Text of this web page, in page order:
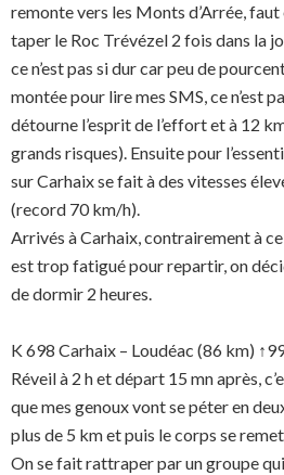
remonte vers les Monts d’Arrée,
taper le Roc Trévézel 2 fois dans la
ce n’est pas si dur car peu de
montée pour lire mes SMS, ce n’est
détourne l’esprit de l’effort et à 12
grands risques). Ensuite pour
sur Carhaix se fait à des vitesses
(record 70 km/h).
Arrivés à Carhaix, contrairement à ce
est trop fatigué pour repartir, on
de dormir 2 heures.
K 698 Carhaix – Loudéac (86 km)
Réveil à 2 h et départ 15 mn après,
que mes genoux vont se péter en
plus de 5 km et puis le corps se
On se fait rattraper par un groupe